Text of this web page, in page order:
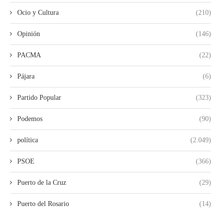
Ocio y Cultura (210)
Opinión (146)
PACMA (22)
Pájara (6)
Partido Popular (323)
Podemos (90)
política (2.049)
PSOE (366)
Puerto de la Cruz (29)
Puerto del Rosario (14)